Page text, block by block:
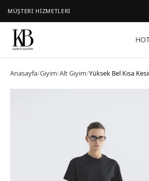
MÜŞTERİ HİZMETLERİ
Anasayfa/Giyim/Alt Giyim/